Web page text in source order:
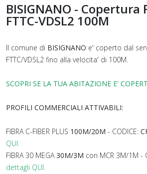
BISIGNANO - Copertura
FTTC-VDSL2 100M
Il comune di BISIGNANO e' coperto dal
FTTC/VDSL2 fino alla velocita' di 100M.
SCOPRI SE LA TUA ABITAZIONE E'
PROFILI COMMERCIALI ATTIVABILI:
FIBRA C-FIBER PLUS 100M/20M - CODICE:
QUI.
FIBRA 30 MEGA30M/3M con MCR 3M/1M -
dettagli QUI.